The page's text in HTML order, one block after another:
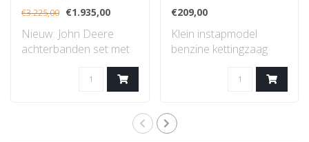
€3.225,00 €1.935,00
Nieuw: John Deere
achterbanden set met
velgen, gazon profiel..
€209,00
Klein instapmodel
benzine kettingzaag
met STIHL 2-MIX-